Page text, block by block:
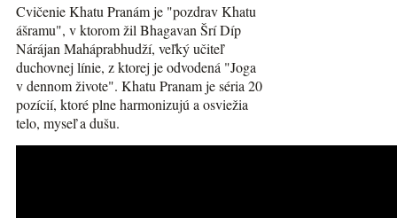
Cvičenie Khatu Pranám je "pozdrav Khatu
ášramu", v ktorom žil Bhagavan Šrí Díp
Nárájan Maháprabhudží, veľký učiteľ
duchovnej línie, z ktorej je odvodená "Joga
v dennom živote". Khatu Pranam je séria 20
pozícií, ktoré plne harmonizujú a osviežia
telo, myseľ a dušu.